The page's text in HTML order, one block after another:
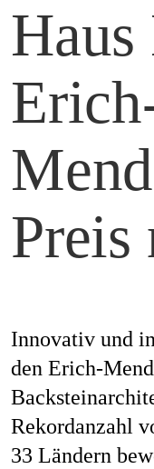
Innovativ und
den Erich-
Rekordanzahl
33 Ländern